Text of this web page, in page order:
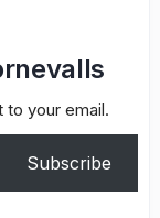
your email.
Subscribe